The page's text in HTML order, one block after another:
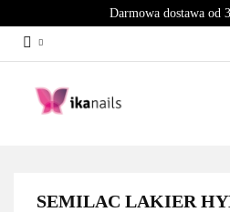
Darmowa dostawa od
SEMILAC LAKIER